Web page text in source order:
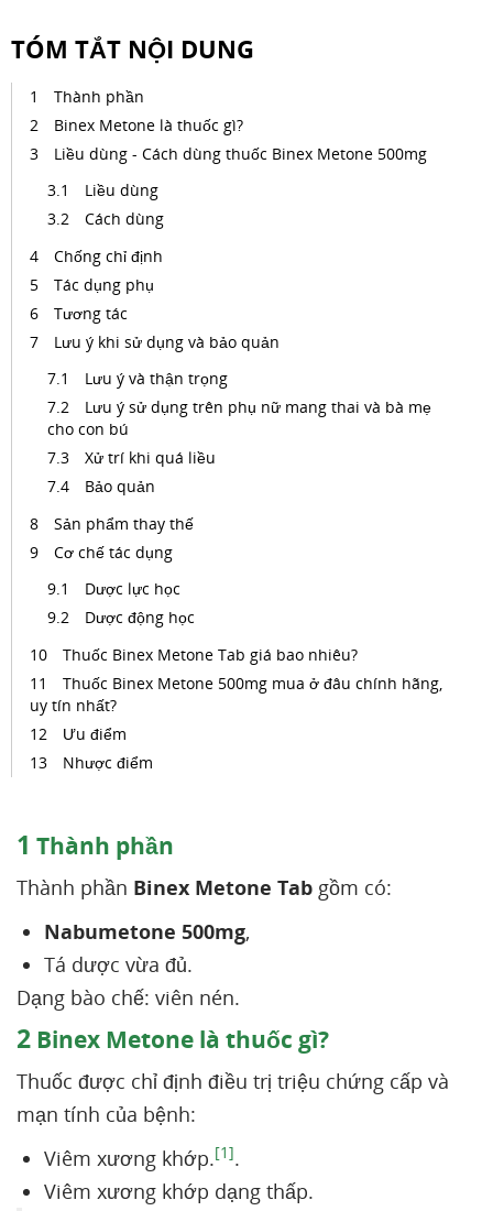
TÓM TẮT NỘI DUNG
Thành phần
Binex Metone là thuốc gì?
Liều dùng - Cách dùng thuốc Binex Metone 500mg
Liều dùng
Cách dùng
Chống chỉ định
Tác dụng phụ
Tương tác
Lưu ý khi sử dụng và bảo quản
Lưu ý và thận trọng
Lưu ý sử dụng trên phụ nữ mang thai và bà mẹ
cho con bú
Xử trí khi quá liều
Bảo quản
Sản phẩm thay thế
Cơ chế tác dụng
Dược lực học
Dược động học
Thuốc Binex Metone Tab giá bao nhiêu?
Thuốc Binex Metone 500mg mua ở đâu chính hãng,
uy tín nhất?
Ưu điểm
Nhược điểm
1 Thành phần
Thành phần Binex Metone Tab gồm có:
Nabumetone 500mg,
Tá dược vừa đủ.
Dạng bào chế: viên nén.
2 Binex Metone là thuốc gì?
Thuốc được chỉ định điều trị triệu chứng cấp và
mạn tính của bệnh:
Viêm xương khớp.[1].
Viêm xương khớp dạng thấp.